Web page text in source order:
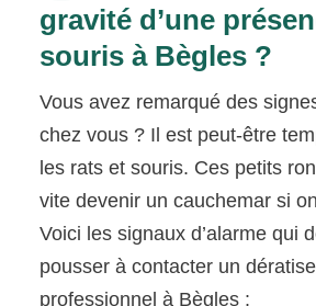
gravité d’une
souris à Bègles ?
Vous avez remarqué des
chez vous ? Il est peut-être
les rats et souris. Ces petits
vite devenir un cauchemar si
Voici les signaux d’alarme qui
pousser à contacter un
professionnel à Bègles :